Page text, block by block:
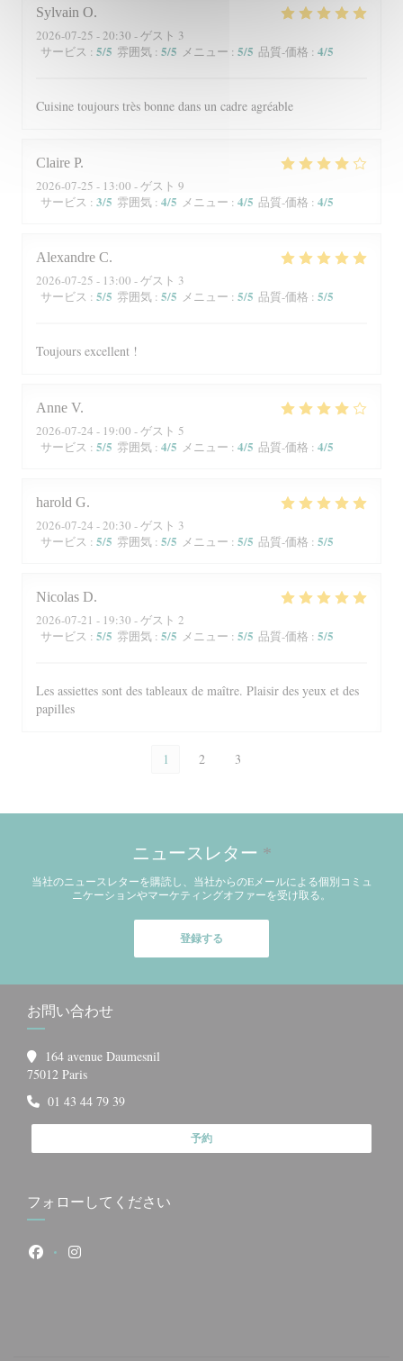
Sylvain O
2026-07-25 - 20:30 - ゲスト 3
サービス : 5/5 雰囲気 : 5/5 メニュー : 5/5 品質-価格 : 4/5
Cuisine toujours très bonne dans un cadre agréable
Claire P
2026-07-25 - 13:00 - ゲスト 9
サービス : 3/5 雰囲気 : 4/5 メニュー : 4/5 品質-価格 : 4/5
Alexandre C
2026-07-25 - 13:00 - ゲスト 3
サービス : 5/5 雰囲気 : 5/5 メニュー : 5/5 品質-価格 : 5/5
Toujours excellent !
Anne V
2026-07-24 - 19:00 - ゲスト 5
サービス : 5/5 雰囲気 : 4/5 メニュー : 4/5 品質-価格 : 4/5
harold G
2026-07-24 - 20:30 - ゲスト 3
サービス : 5/5 雰囲気 : 5/5 メニュー : 5/5 品質-価格 : 5/5
Nicolas D
2026-07-21 - 19:30 - ゲスト 2
サービス : 5/5 雰囲気 : 5/5 メニュー : 5/5 品質-価格 : 5/5
Les assiettes sont des tableaux de maître. Plaisir des yeux et des
papilles
1 2 3
ニュースレター *
当社のニュースレターを購読し、当社からのEメールによる個別コミュ
ニケーションやマーケティングオファーを受け取る。
登録する
お問い合わせ
164 avenue Daumesnil
75012 Paris((新しいウィンドウで開きます))
01 43 44 79 39
予約
フォローしてください
Facebook ((新しいウィンドウで開きます))
Instagram ((新しいウィンドウで開きます))